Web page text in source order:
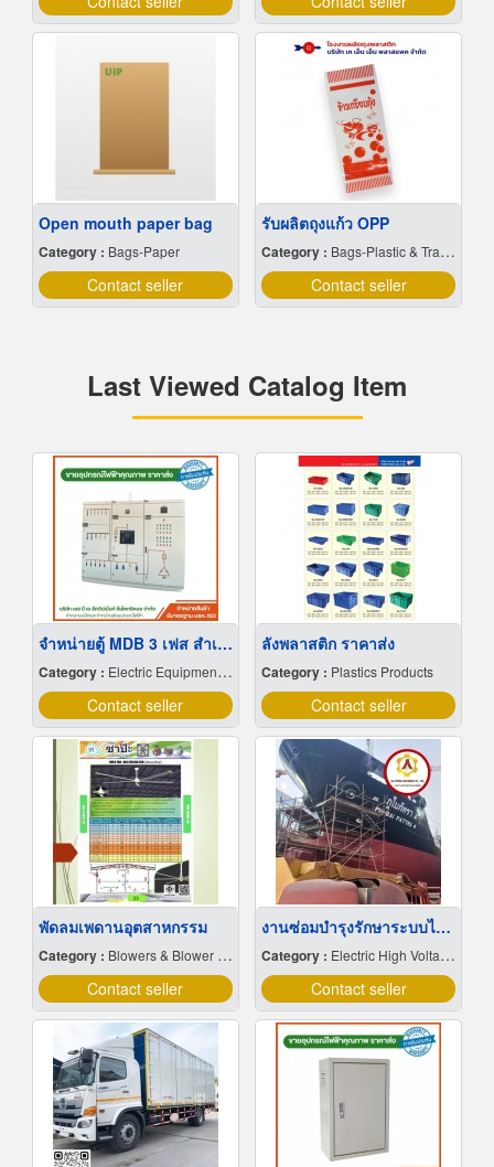
Open mouth paper bag
Category : Bags-Paper
Contact seller
รับผลิตถุงแก้ว OPP
Category : Bags-Plastic & Transparent
Contact seller
Last Viewed Catalog Item
จำหน่ายตู้ MDB 3 เฟส สําเร็จรูป
Category : Electric Equipment & Supplies-Retail
Contact seller
ลังพลาสติก ราคาส่ง
Category : Plastics Products
Contact seller
พัดลมเพดานอุตสาหกรรม
Category : Blowers & Blower Systems
Contact seller
งานซ่อมบำรุงรักษาระบบไฟฟ้า บนเรือบรรทุกสินค้า
Category : Electric High Voltage Contractor
Contact seller